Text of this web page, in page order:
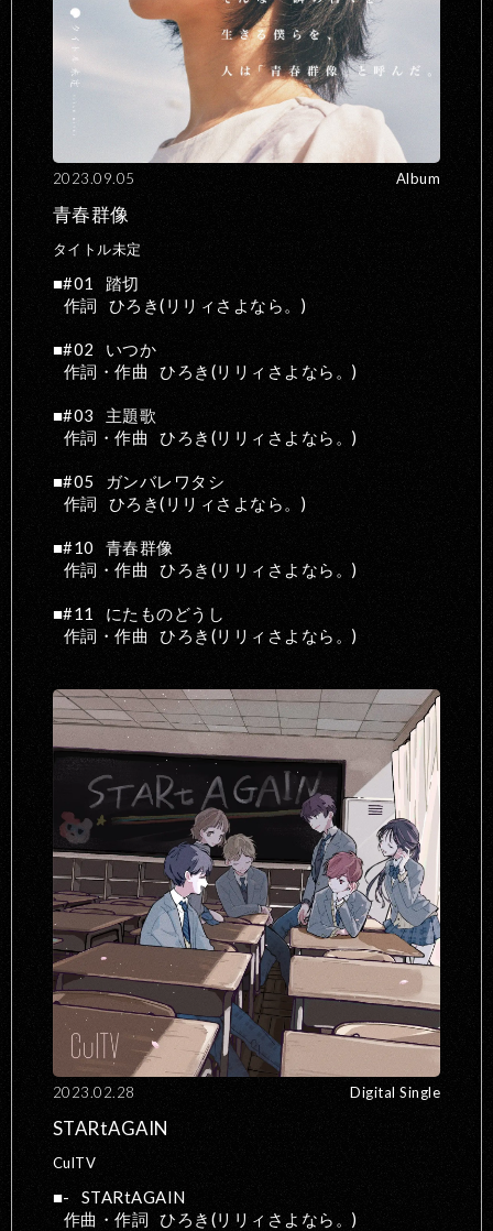
2023.09.05 Album
青春群像
タイトル未定
#01
踏切
作詞
ひろき(リリィさよなら。)
#02
いつか
作詞・作曲
ひろき(リリィさよなら。)
#03
主題歌
作詞・作曲
ひろき(リリィさよなら。)
#05
ガンバレワタシ
作詞
ひろき(リリィさよなら。)
#10
青春群像
作詞・作曲
ひろき(リリィさよなら。)
#11
にたものどうし
作詞・作曲
ひろき(リリィさよなら。)
2023.02.28 Digital Single
STARtAGAIN
CulTV
-
STARtAGAIN
作曲・作詞
ひろき(リリィさよなら。)